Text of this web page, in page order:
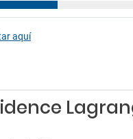
aquí